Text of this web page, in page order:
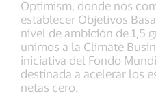
Optimism, donde nos
establecer Objetivos
nivel de ambición de 1,5
unimos a la Climate
iniciativa del Fondo
destinada a acelerar los
netas cero.